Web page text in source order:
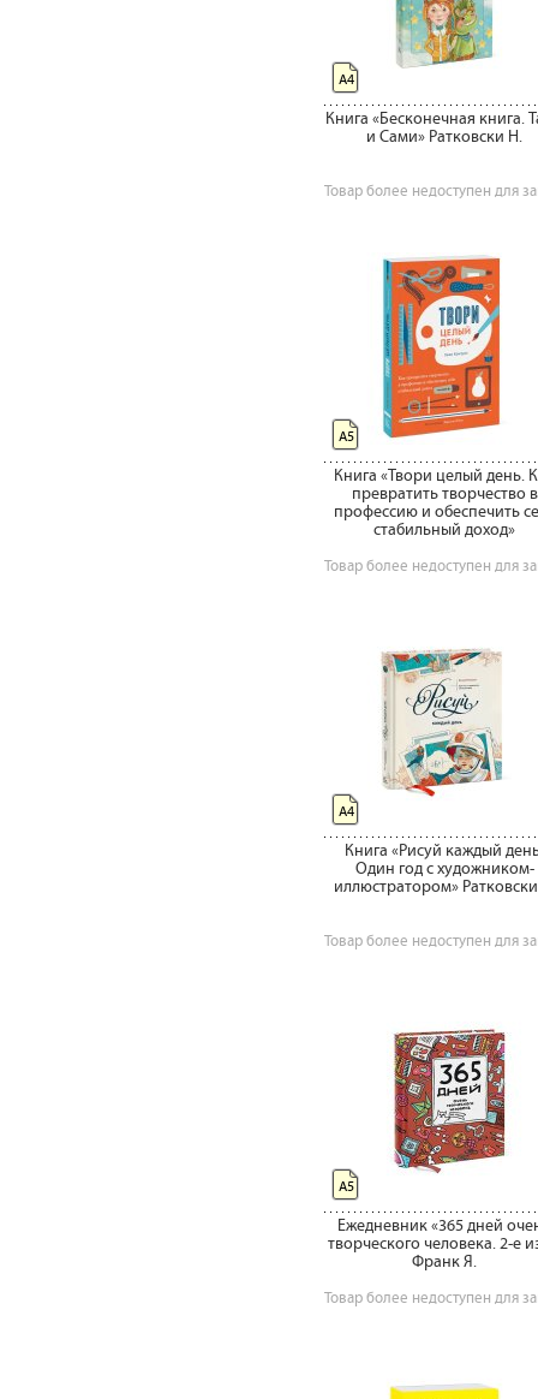
Книга «Бесконечная книга.
и Сами» Ратковски Н.
Товар более недоступен для
А4
Книга «Твори целый день.
превратить творчество в
профессию и обеспечить
стабильный доход»
Товар более недоступен для
А5
Книга «Рисуй каждый
Один год с художником-
иллюстратором»
Товар более недоступен для
А4
Ежедневник «365 дней
творческого человека. 2-е
Франк Я.
Товар более недоступен для
А5